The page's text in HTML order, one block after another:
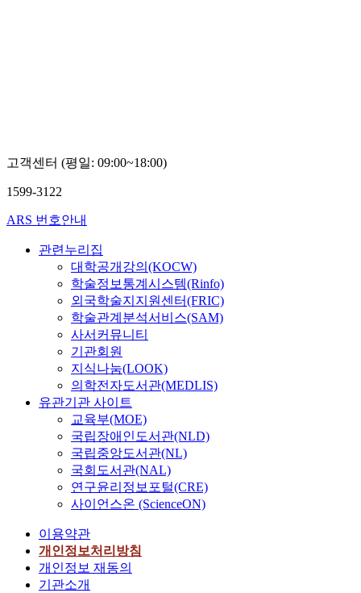
고객센터 (평일: 09:00~18:00)
1599-3122
ARS 번호안내
관련누리집
대학공개강의(KOCW)
학술정보통계시스템(Rinfo)
외국학술지지원센터(FRIC)
학술관계분석서비스(SAM)
사서커뮤니티
기관회원
지식나눔(LOOK)
의학전자도서관(MEDLIS)
유관기관 사이트
교육부(MOE)
국립장애인도서관(NLD)
국립중앙도서관(NL)
국회도서관(NAL)
연구윤리정보포털(CRE)
사이언스온 (ScienceON)
이용약관
개인정보처리방침
개인정보 재동의
기관소개